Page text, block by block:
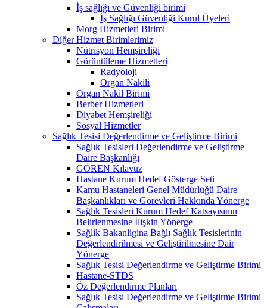
İş sağlığı ve Güvenliği birimi
İş Sağlığı Güvenliği Kurul Üyeleri
Morg Hizmetleri Birimi
Diğer Hizmet Birimlerimiz
Nütrisyon Hemşireliği
Görüntüleme Hizmetleri
Radyoloji
Organ Nakili
Organ Nakil Birimi
Berber Hizmetleri
Diyabet Hemşireliği
Sosyal Hizmetler
Sağlık Tesisi Değerlendirme ve Geliştirme Birimi
Sağlık Tesisleri Değerlendirme ve Geliştirme
Daire Başkanlığı
GÖREN Kılavuz
Hastane Kurum Hedef Gösterge Seti
Kamu Hastaneleri Genel Müdürlüğü Daire
Başkanlıkları ve Görevleri Hakkında Yönerge
Sağlık Tesisleri Kurum Hedef Katsayısının
Belirlenmesine İlişkin Yönerge
Sağlik Bakanligina Bağlı Sağlık Tesislerinin
Değerlendirilmesi ve Geliştirilmesine Dair
Yönerge
Sağlık Tesisi Değerlendirme ve Geliştirme Birimi
Hastane-STDS
Öz Değerlendirme Planları
Sağlık Tesisi Değerlendirme ve Geliştirme Birimi